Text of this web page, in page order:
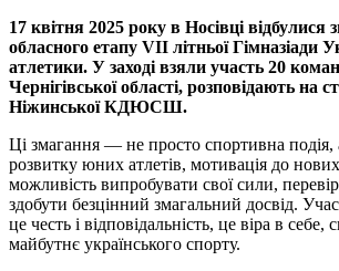
17 квітня 2025 року в Носівці відбулися
обласного етапу VII літньої Гімназіади
атлетики. У заході взяли участь 20
Чернігівської області, розповідають на
Ніжинської КДЮСШ.
Ці змагання — не просто спортивна
розвитку юних атлетів, мотивація до
можливість випробувати свої сили,
здобути безцінний змагальний досвід.
це честь і відповідальність, це віра в себе,
майбутнє українського спорту.